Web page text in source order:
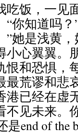
吃饭，一见
你知道吗
”她是浅黄
小心翼翼。
恨和恐惧，
最荒谬和悲
港已经在虚
见未来。
是end of the